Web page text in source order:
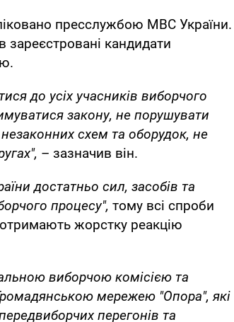
пресслужбою МВС України.
зареєстровані кандидати
до усіх учасників виборчого
закону, не порушувати
схем та оборудок, не
– зазначив він.
достатньо сил, засобів та
процесу", тому всі спроби
жорстку реакцію
виборчою комісією та
мережею "Опора", які
перегонів та